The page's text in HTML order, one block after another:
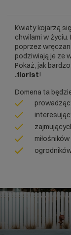
Kwiaty kojarzą
chwilami w
poprzez
podziwiają je ze
Pokaż, jak
.florist!
Domena ta